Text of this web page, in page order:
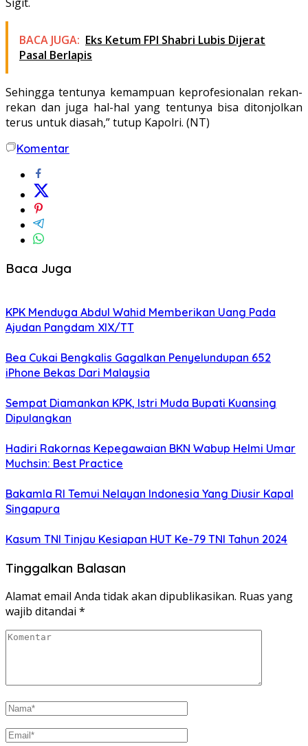
BACA JUGA: Eks Ketum FPI Shabri Lubis Dijerat
Pasal Berlapis
Sehingga tentunya kemampuan keprofesionalan rekan-
rekan dan juga hal-hal yang tentunya bisa ditonjolkan
terus untuk diasah,” tutup Kapolri. (NT)
Komentar
Baca Juga
KPK Menduga Abdul Wahid Memberikan Uang Pada
Ajudan Pangdam XIX/TT
Bea Cukai Bengkalis Gagalkan Penyelundupan 652
iPhone Bekas Dari Malaysia
Sempat Diamankan KPK, Istri Muda Bupati Kuansing
Dipulangkan
Hadiri Rakornas Kepegawaian BKN Wabup Helmi Umar
Muchsin: Best Practice
Bakamla RI Temui Nelayan Indonesia Yang Diusir Kapal
Singapura
Kasum TNI Tinjau Kesiapan HUT Ke-79 TNI Tahun 2024
Tinggalkan Balasan
Alamat email Anda tidak akan dipublikasikan. Ruas yang
wajib ditandai *